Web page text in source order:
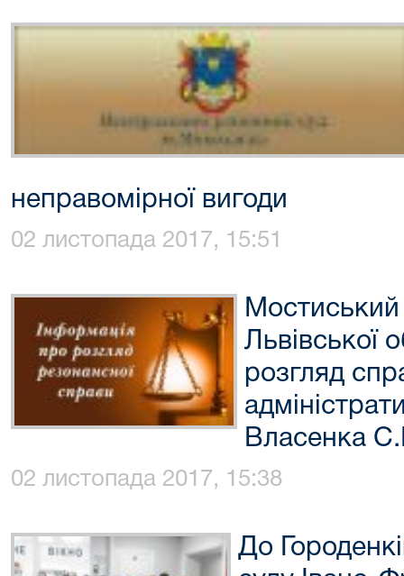
неправомірної вигоди
02 листопада 2017, 15:51
Львівської
розгляд
Власенка
02 листопада 2017, 15:38
До